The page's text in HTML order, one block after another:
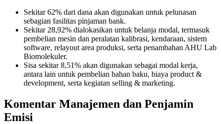
Sekitar 62% dari dana akan digunakan untuk pelunasan
sebagian fasilitas pinjaman bank.
Sekitar 28,92% dialokasikan untuk belanja modal, termasuk
pembelian mesin dan peralatan kalibrasi, kendaraan, sistem
software, relayout area produksi, serta penambahan AHU Lab
Biomolekuler.
Sisa sekitar 8,51% akan digunakan sebagai modal kerja,
antara lain untuk pembelian bahan baku, biaya product &
development, serta kegiatan selling & marketing.
Komentar Manajemen dan Penjamin
Emisi